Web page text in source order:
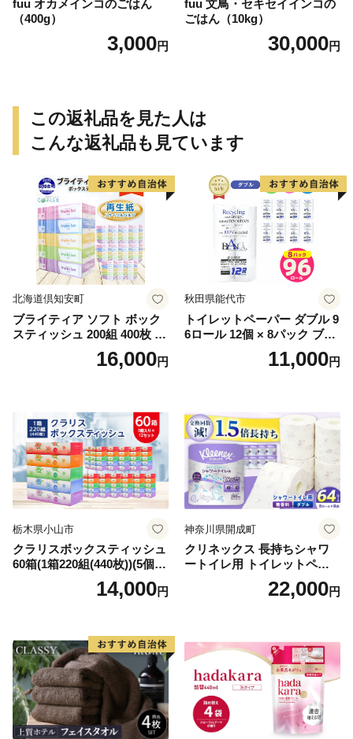
fuu オカメインコのごはん
（400g）
3,000円
fuu 文鳥・セキセイインコの
ごはん（10kg）
30,000円
この返礼品を見た人は
こんな返礼品も見ています
北海道倶知安町
ブライティア ソフト ボック
スティッシュ 200組 400枚 60
箱 日本製 まとめ買い ティッ
シュ リサイクル 長持 防災 常
倶知安町 日用品
16,000円
秋田県能代市
トイレットペーパー ダブル 9
6ロール 12個 × 8パック ブラ
ンカ 再生紙 100％ 芯あり 日
用品 消耗品 無香料 生活用品
11,000円
栃木県小山市
クラリスボックスティッシュ
60箱(1箱220組(440枚))(5個入
り×12セット)【1256759】
14,000円
神奈川県開成町
クリネックス 長持ちシャワ
ートイレ用 トイレットペー
パー（ダブル）64ロール(8ロ
ール×8パック) 開成町 トイレ
蓄 防災 エコ 消耗品 生活雑貨
生活用品 無香料 トイレット
ペーパー ダブル といれっと
ぺーぱー トイレ クレシア ト
イレットペーパー [BDBH002
-1]
22,000円